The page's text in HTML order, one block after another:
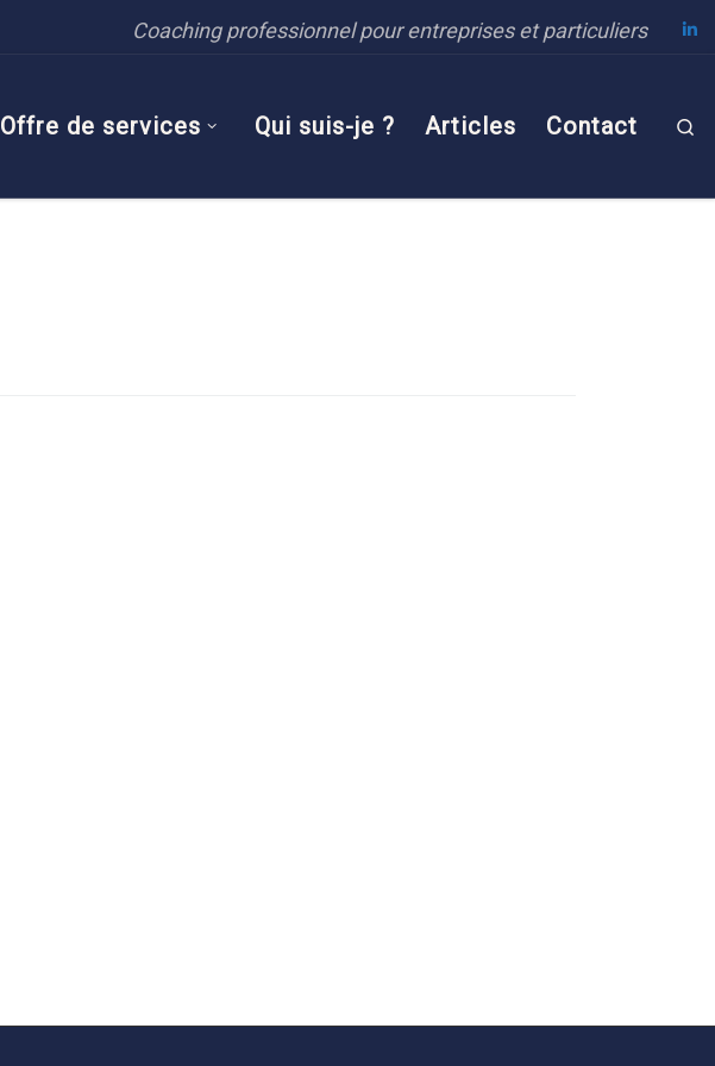
Coaching professionnel pour entreprises et particuliers
Offre de services Qui suis-je ? Articles Contact